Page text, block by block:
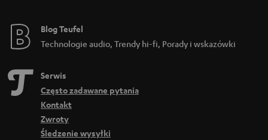
Blog Teufel
Technologie audio, Trendy hi-fi, Porady i wskazówki
Serwis
Często zadawane pytania
Kontakt
Zwroty
Śledzenie wysyłki